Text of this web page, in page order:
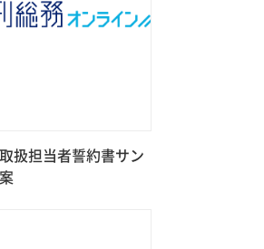
扱担当者誓約書サン